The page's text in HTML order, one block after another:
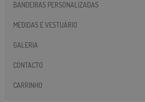
BANDEIRAS PERSONALIZADAS
MEDIDAS E VESTUÁRIO
GALERIA
CONTACTO
CARRINHO